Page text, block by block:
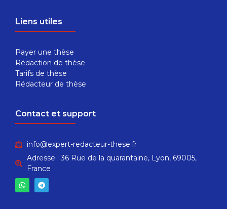
Liens utiles
Payer une thèse
Rédaction de thèse
Tarifs de thèse
Rédacteur de thèse
Contact et support
info@expert-redacteur-these.fr
Adresse : 36 Rue de la quarantaine, Lyon, 69005,
France